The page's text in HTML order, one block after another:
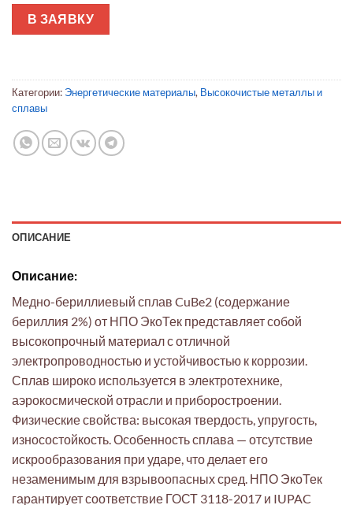
В ЗАЯВКУ
Категории: Энергетические материалы, Высокочистые металлы и
сплавы
ОПИСАНИЕ
Описание:
Медно-бериллиевый сплав CuBe2 (содержание
бериллия 2%) от НПО ЭкоТек представляет собой
высокопрочный материал с отличной
электропроводностью и устойчивостью к коррозии.
Сплав широко используется в электротехнике,
аэрокосмической отрасли и приборостроении.
Физические свойства: высокая твердость, упругость,
износостойкость. Особенность сплава — отсутствие
искрообразования при ударе, что делает его
незаменимым для взрывоопасных сред. НПО ЭкоТек
гарантирует соответствие ГОСТ 3118-2017 и IUPAC